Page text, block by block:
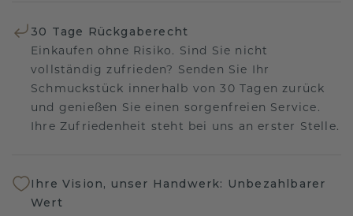
30 Tage Rückgaberecht
Einkaufen ohne Risiko. Sind Sie nicht
vollständig zufrieden? Senden Sie Ihr
Schmuckstück innerhalb von 30 Tagen zurück
und genießen Sie einen sorgenfreien Service.
Ihre Zufriedenheit steht bei uns an erster Stelle.
Ihre Vision, unser Handwerk: Unbezahlbarer
Wert